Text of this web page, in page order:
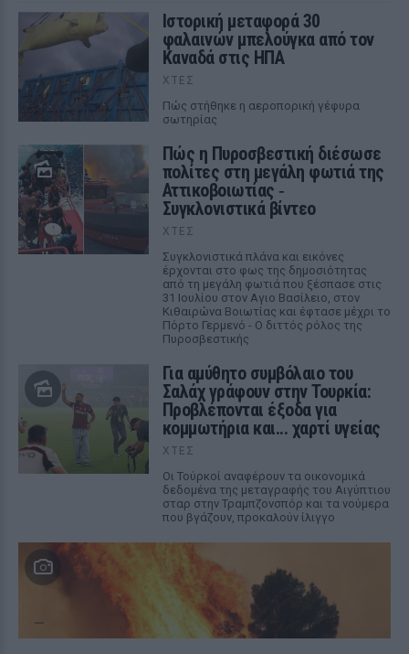
Ιστορική μεταφορά 30
φαλαινών μπελούγκα από τον
Καναδά στις ΗΠΑ
ΧΤΕΣ
Πώς στήθηκε η αεροπορική γέφυρα
σωτηρίας
Πώς η Πυροσβεστική διέσωσε
πολίτες στη μεγάλη φωτιά της
Αττικοβοιωτίας ‑
Συγκλονιστικά βίντεο
ΧΤΕΣ
Συγκλονιστικά πλάνα και εικόνες
έρχονται στο φως της δημοσιότητας
από τη μεγάλη φωτιά που ξέσπασε στις
31 Ιουλίου στον Αγιο Βασίλειο, στον
Κιθαιρώνα Βοιωτίας και έφτασε μέχρι το
Πόρτο Γερμενό - Ο διττός ρόλος της
Πυροσβεστικής
Για αμύθητο συμβόλαιο του
Σαλάχ γράφουν στην Τουρκία:
Προβλέπονται έξοδα για
κομμωτήρια και... χαρτί υγείας
ΧΤΕΣ
Οι Τούρκοί αναφέρουν τα οικονομικά
δεδομένα της μεταγραφής του Αιγύπτιου
σταρ στην Τραμπζονσπόρ και τα νούμερα
που βγάζουν, προκαλούν ίλιγγο